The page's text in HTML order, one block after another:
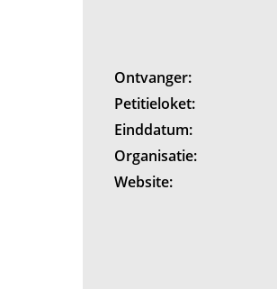
Ontvanger:
Petitieloket:
Einddatum:
Organisatie:
Website: